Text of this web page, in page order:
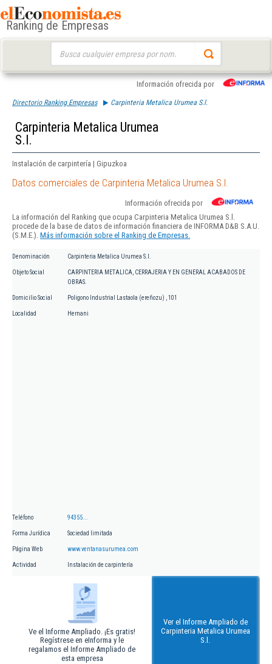
Ranking de Empresas
Información ofrecida por
Directorio Ranking Empresas Carpinteria Metalica Urumea S.l.
Carpinteria Metalica Urumea
S.l.
Instalación de carpintería | Gipuzkoa
Datos comerciales de Carpinteria Metalica Urumea S.l.
Información ofrecida por
La información del Ranking que ocupa Carpinteria Metalica Urumea S.l.
procede de la base de datos de información financiera de INFORMA D&B S.A.U.
(S.M.E.). Más información sobre el Ranking de Empresas.
Denominación Carpinteria Metalica Urumea S.l.
Objeto Social
CARPINTERIA METALICA, CERRAJERIA Y EN GENERAL ACABADOS DE
OBRAS.
Domicilio Social Poligono Industrial Lastaola (ereñozu) , 101
Localidad Hernani
Teléfono 94355...
Forma Jurídica Sociedad limitada
Página Web www.ventanasurumea.com
Actividad Instalación de carpintería
Ve el Informe Ampliado. ¡Es gratis!
Regístrese en eInforma y le
regalamos el Informe Ampliado de
esta empresa
Ver el Informe Ampliado de
Carpinteria Metalica Urumea
S.l.